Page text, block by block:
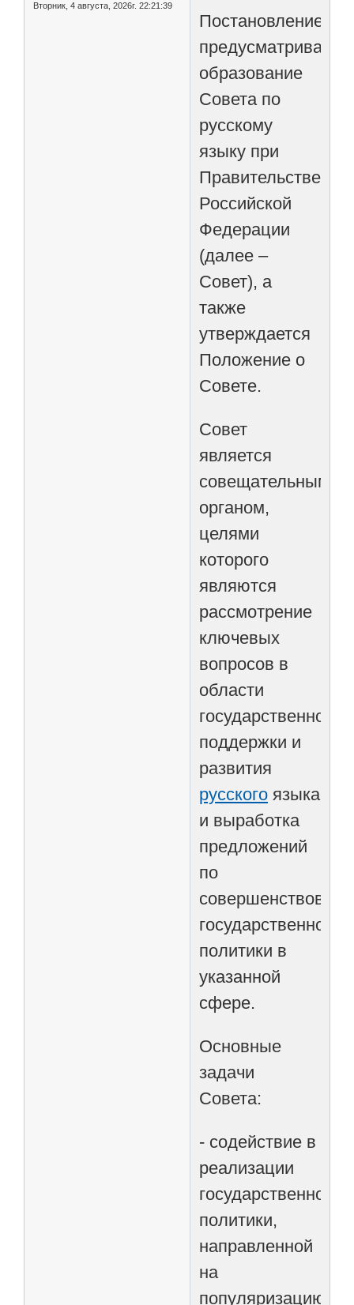
Вторник, 4 августа, 2026г. 22:21:39
Постановлением
образование
Совета по
русскому
языку при
Правительстве
Российской
Федерации
(далее –
Совет), а
также
утверждается
Положение о
Совете.
Совет
является
совещательным
органом,
целями
которого
являются
рассмотрение
ключевых
вопросов в
области
государственной
поддержки и
развития
русского языка
и выработка
предложений
по
государственной
политики в
указанной
сфере.
Основные
задачи
Совета:
- содействие в
реализации
государственной
политики,
направленной
на
популяризацию